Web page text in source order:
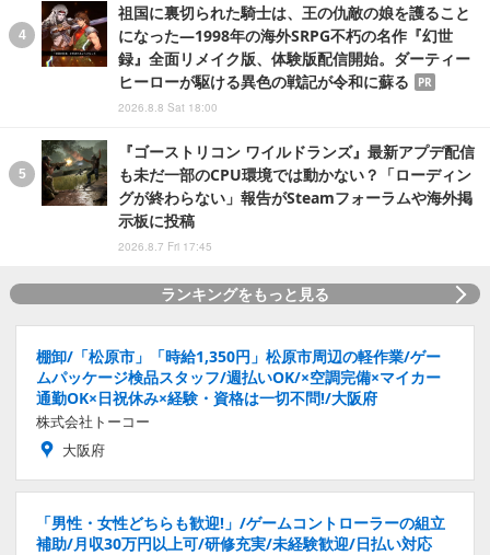
祖国に裏切られた騎士は、王の仇敵の娘を護ること
になった―1998年の海外SRPG不朽の名作『幻世
録』全面リメイク版、体験版配信開始。ダーティー
ヒーローが駆ける異色の戦記が令和に蘇る
PR
2026.8.8 Sat 18:00
『ゴーストリコン ワイルドランズ』最新アプデ配信
も未だ一部のCPU環境では動かない？「ローディン
グが終わらない」報告がSteamフォーラムや海外掲
示板に投稿
2026.8.7 Fri 17:45
ランキングをもっと見る
棚卸/「松原市」「時給1,350円」松原市周辺の軽作業/ゲー
ムパッケージ検品スタッフ/週払いOK/×空調完備×マイカー
通勤OK×日祝休み×経験・資格は一切不問!/大阪府
株式会社トーコー
大阪府
「男性・女性どちらも歓迎!」/ゲームコントローラーの組立
補助/月収30万円以上可/研修充実/未経験歓迎/日払い対応